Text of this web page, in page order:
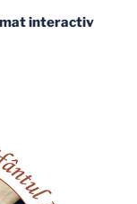
interactiv